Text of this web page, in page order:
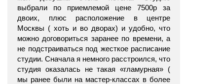
выбрали по приемлемой цене 7500р за
двоих, плюс расположение в центре
Москвы ( хоть и во дворах) и удобно, что
можно договориться заранее по времени, а
не подстраиваться под жесткое расписание
студии. Сначала я немного расстроился, что
студия оказалась не такая «гламурная» (
мы ранее были на мастер-классах в более